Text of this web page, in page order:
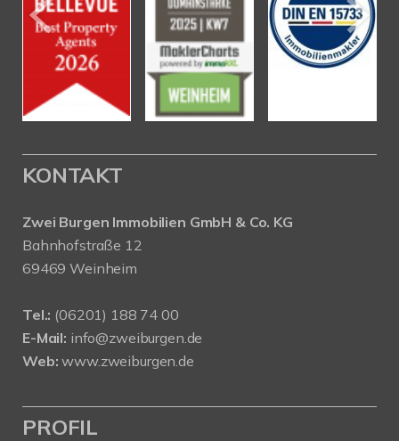
KONTAKT
Zwei Burgen Immobilien GmbH & Co. KG
Bahnhofstraße 12
69469 Weinheim
Tel.: (06201) 188 74 00
E-Mail: info@zweiburgen.de
Web: www.zweiburgen.de
PROFIL